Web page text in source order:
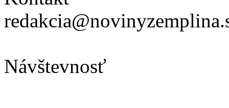
Návštevnosť